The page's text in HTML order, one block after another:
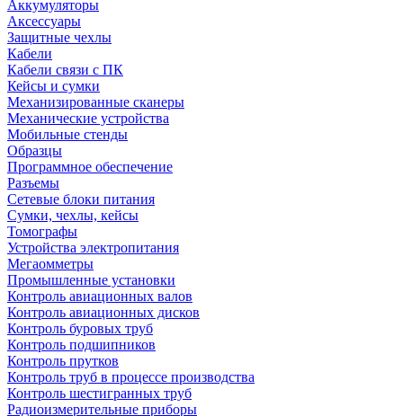
Аккумуляторы
Аксессуары
Защитные чехлы
Кабели
Кабели связи с ПК
Кейсы и сумки
Механизированные сканеры
Механические устройства
Мобильные стенды
Образцы
Программное обеспечение
Разъемы
Сетевые блоки питания
Сумки, чехлы, кейсы
Томографы
Устройства электропитания
Мегаомметры
Промышленные установки
Контроль авиационных валов
Контроль авиационных дисков
Контроль буровых труб
Контроль подшипников
Контроль прутков
Контроль труб в процессе производства
Контроль шестигранных труб
Радиоизмерительные приборы